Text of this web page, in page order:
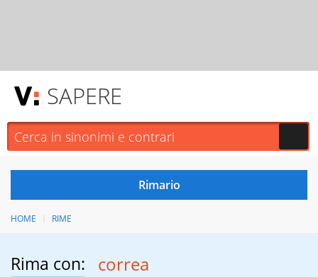
SAPERE
HOME RIME
Rima con: correa